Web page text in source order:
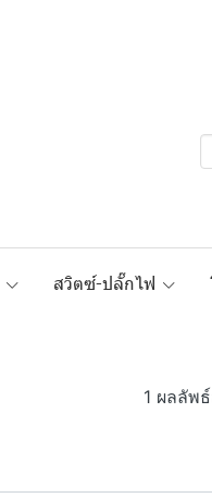
สวิตซ์-ปลั๊กไฟ
1 ผลลัพ